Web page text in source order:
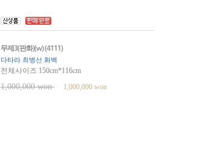
무제3(판화)(w) (4111)
다타라 최병선 화백
전체사이즈 150cm*116cm
1,000,000 won 1,000,000 won